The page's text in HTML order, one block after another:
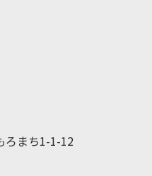
ろまち1-1-12